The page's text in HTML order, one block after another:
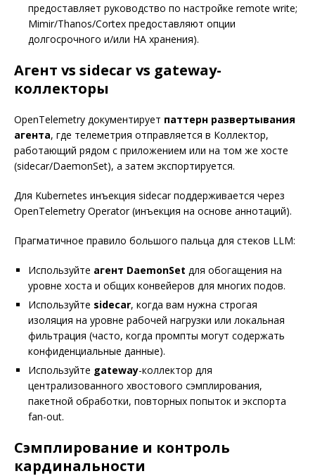
предоставляет руководство по настройке remote write;
Mimir/Thanos/Cortex предоставляют опции
долгосрочного и/или HA хранения).
Агент vs sidecar vs gateway-
коллекторы
OpenTelemetry документирует паттерн развертывания
агента, где телеметрия отправляется в Коллектор,
работающий рядом с приложением или на том же хосте
(sidecar/DaemonSet), а затем экспортируется.
Для Kubernetes инъекция sidecar поддерживается через
OpenTelemetry Operator (инъекция на основе аннотаций).
Прагматичное правило большого пальца для стеков LLM:
Используйте агент DaemonSet для обогащения на
уровне хоста и общих конвейеров для многих подов.
Используйте sidecar, когда вам нужна строгая
изоляция на уровне рабочей нагрузки или локальная
фильтрация (часто, когда промпты могут содержать
конфиденциальные данные).
Используйте gateway-коллектор для
централизованного хвостового сэмплирования,
пакетной обработки, повторных попыток и экспорта
fan-out.
Сэмплирование и контроль
кардинальности